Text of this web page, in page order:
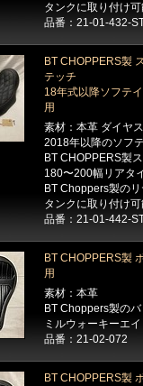
タンクに取り付け
品番：21-01-432-
BT CHOPPERS製
テッチ
18年式以降ソフテ
用
素材：本革 ダイヤ
2018年以降のソフ
BT CHOPPERS製
180〜200幅リアタ
BT Choppers製の
タンクに取り付け
品番：21-01-442-
BT CHOPPERS製
用
素材：本革
BT Choppers製の
ミルウォーキーエ
品番：21-02-072
BT CHOPPERS製